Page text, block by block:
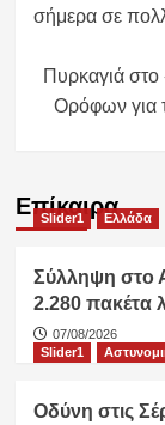
σήμερα σε
Πυρκαγιά
Ορόφων για
Επίκαιρα
Slider1 Ελλάδα
Σύλληψη στο
2.280 πακέτα
07/08/2026
Slider1
Οδύνη στις